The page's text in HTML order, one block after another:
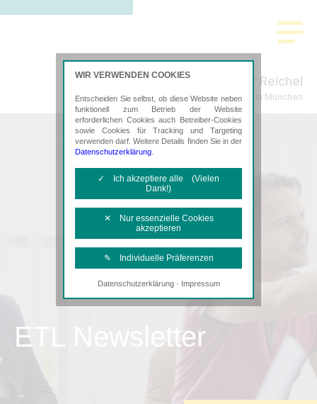
Sachenbacher Reichel
Steuerberatung in München
ETL Newsletter
WIR VERWENDEN COOKIES
Entscheiden Sie selbst, ob diese Website neben
funktionell zum Betrieb der Website
erforderlichen Cookies auch Betreiber-Cookies
sowie Cookies für Tracking und Targeting
verwenden darf. Weitere Details finden Sie in der
Datenschutzerklärung
✓ Ich akzeptiere alle (Vielen
Dank!)
✕ Nur essenzielle Cookies
akzeptieren
✎ Individuelle Präferenzen
Notwendige Cookies
Diese Cookies sind erforderlich, um die
Tracking- und Targeting-Cookies
Datenschutzerklärung· Impressum